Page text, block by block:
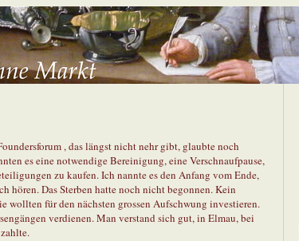
, das längst nicht nehr gibt, glaubte noch
es eine notwendige Bereinigung, eine Verschnaufpause,
zu kaufen. Ich nannte es den Anfang vom Ende,
hören. Das Sterben hatte noch nicht begonnen. Kein
wollten für den nächsten grossen Aufschwung investieren.
verdienen. Man verstand sich gut, in Elmau, bei